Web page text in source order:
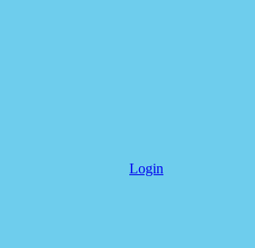
Login